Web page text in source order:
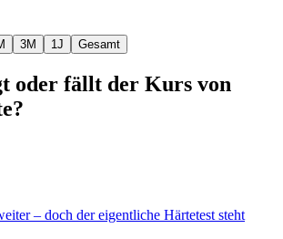
3M 1J Gesamt
oder fällt der Kurs von
– doch der eigentliche Härtetest steht